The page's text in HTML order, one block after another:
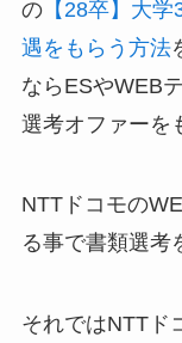
の【28卒】大学
遇をもらう方法
ならESやWEB
選考オファーを
NTTドコモの
る事で書類選考
それではNTTド